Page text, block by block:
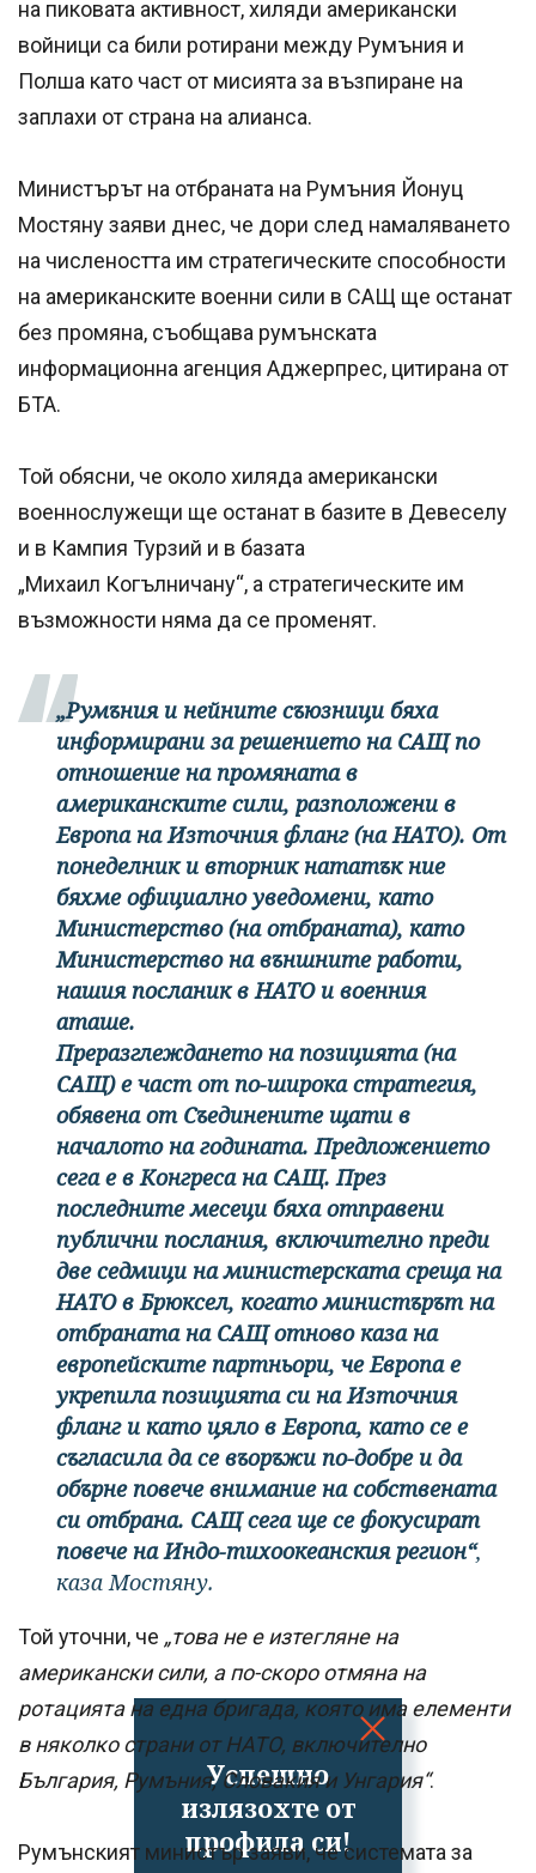
Успешно
излязохте от
профила си!
на пиковата активност, хиляди американски
войници са били ротирани между Румъния и
Полша като част от мисията за възпиране на
заплахи от страна на алианса.
Министърът на отбраната на Румъния Йонуц
Мостяну заяви днес, че дори след намаляването
на числеността им стратегическите способности
на американските военни сили в САЩ ще останат
без промяна, съобщава румънската
информационна агенция Аджерпрес, цитирана от
БТА.
Той обясни, че около хиляда американски
военнослужещи ще останат в базите в Девеселу
и в Кампия Турзий и в базата
„Михаил Когълничану“, а стратегическите им
възможности няма да се променят.
„Румъния и нейните съюзници бяха
информирани за решението на САЩ по
отношение на промяната в
американските сили, разположени в
Европа на Източния фланг (на НАТО). От
понеделник и вторник нататък ние
бяхме официално уведомени, като
Министерство (на отбраната), като
Министерство на външните работи,
нашия посланик в НАТО и военния
аташе.
Преразглеждането на позицията (на
САЩ) е част от по-широка стратегия,
обявена от Съединените щати в
началото на годината. Предложението
сега е в Конгреса на САЩ. През
последните месеци бяха отправени
публични послания, включително преди
две седмици на министерската среща на
НАТО в Брюксел, когато министърът на
отбраната на САЩ отново каза на
европейските партньори, че Европа е
укрепила позицията си на Източния
фланг и като цяло в Европа, като се е
съгласила да се въоръжи по-добре и да
обърне повече внимание на собствената
си отбрана. САЩ сега ще се фокусират
повече на Индо-тихоокеанския регион“,
каза Мостяну.
Той уточни, че „това не е изтегляне на
американски сили, а по-скоро отмяна на
ротацията на една бригада, която има елементи
в няколко страни от НАТО, включително
България, Румъния, Словакия и Унгария“.
Румънският министър заяви, че системата за